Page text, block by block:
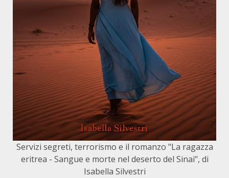
Servizi segreti, terrorismo e il romanzo "La ragazza
eritrea - Sangue e morte nel deserto del Sinai", di
Isabella Silvestri